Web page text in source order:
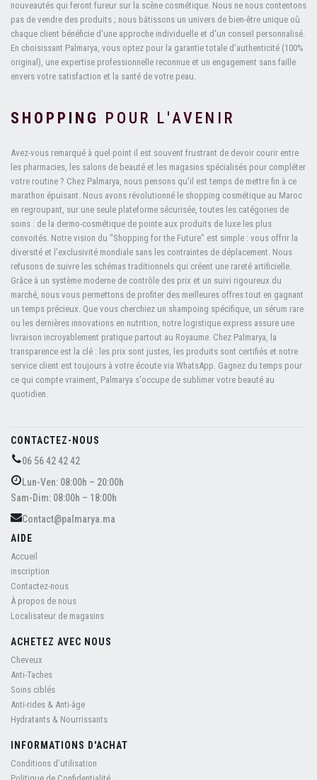
nouveautés qui feront fureur sur la scène cosmétique. Nous ne nous contentons
pas de vendre des produits ; nous bâtissons un univers de bien-être unique où
chaque client bénéficie d'une approche individuelle et d'un conseil personnalisé.
En choisissant Palmarya, vous optez pour la garantie totale d'authenticité (100%
original), une expertise professionnelle reconnue et un engagement sans faille
envers votre satisfaction et la santé de votre peau.
SHOPPING POUR L'AVENIR
Avez-vous remarqué à quel point il est souvent frustrant de devoir courir entre
les pharmacies, les salons de beauté et les magasins spécialisés pour compléter
votre routine ? Chez Palmarya, nous pensons qu'il est temps de mettre fin à ce
marathon épuisant. Nous avons révolutionné le shopping cosmétique au Maroc
en regroupant, sur une seule plateforme sécurisée, toutes les catégories de
soins : de la dermo-cosmétique de pointe aux produits de luxe les plus
convoités. Notre vision du "Shopping for the Future" est simple : vous offrir la
diversité et l'exclusivité mondiale sans les contraintes de déplacement. Nous
refusons de suivre les schémas traditionnels qui créent une rareté artificielle.
Grâce à un système moderne de contrôle des prix et un suivi rigoureux du
marché, nous vous permettons de profiter des meilleures offres tout en gagnant
un temps précieux. Que vous cherchiez un shampoing spécifique, un sérum rare
ou les dernières innovations en nutrition, notre logistique express assure une
livraison incroyablement pratique partout au Royaume. Chez Palmarya, la
transparence est la clé : les prix sont justes, les produits sont certifiés et notre
service client est toujours à votre écoute via WhatsApp. Gagnez du temps pour
ce qui compte vraiment, Palmarya s'occupe de sublimer votre beauté au
quotidien.
CONTACTEZ-NOUS
06 56 42 42 42
Lun-Ven: 08:00h – 20:00h
Sam-Dim: 08:00h – 18:00h
Contact@palmarya.ma
AIDE
Accueil
inscription
Contactez-nous
À propos de nous
Localisateur de magasins
ACHETEZ AVEC NOUS
Cheveux
Anti-Taches
Soins ciblés
Anti-rides & Anti-âge
Hydratants & Nourrissants
INFORMATIONS D'ACHAT
Conditions d’utilisation